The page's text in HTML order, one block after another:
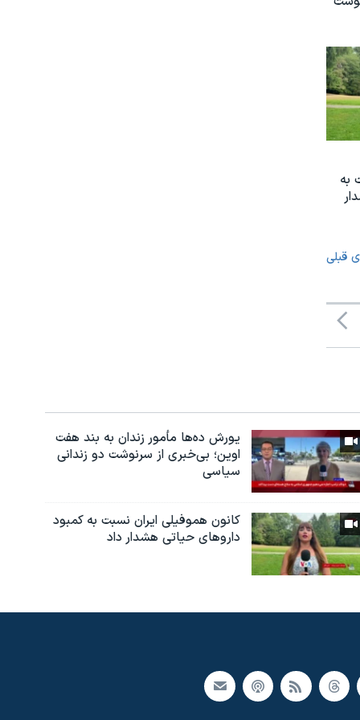
به
قبلی
یورش ده‌ها مأمور زندان به بند هفت
اوین؛ بی‌خبری از سرنوشت دو زندانی
سیاسی
کانون هموفیلی ایران نسبت به کمبود
داروهای حیاتی هشدار داد